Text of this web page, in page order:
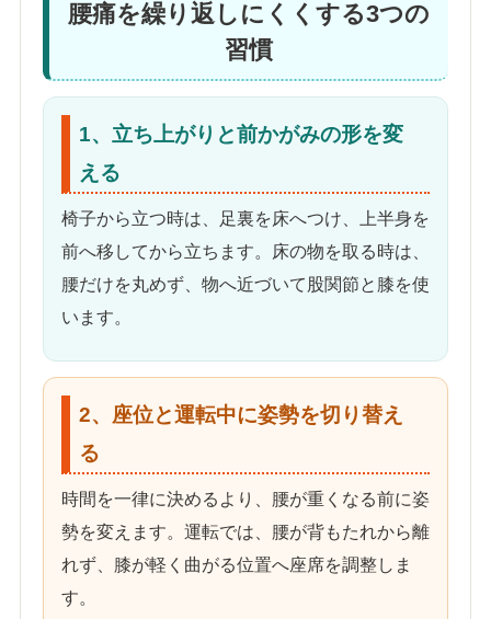
腰痛を繰り返しにくくする3つの
習慣
1、立ち上がりと前かがみの形を変
える
椅子から立つ時は、足裏を床へつけ、上半身を
前へ移してから立ちます。床の物を取る時は、
腰だけを丸めず、物へ近づいて股関節と膝を使
います。
2、座位と運転中に姿勢を切り替え
る
時間を一律に決めるより、腰が重くなる前に姿
勢を変えます。運転では、腰が背もたれから離
れず、膝が軽く曲がる位置へ座席を調整しま
す。